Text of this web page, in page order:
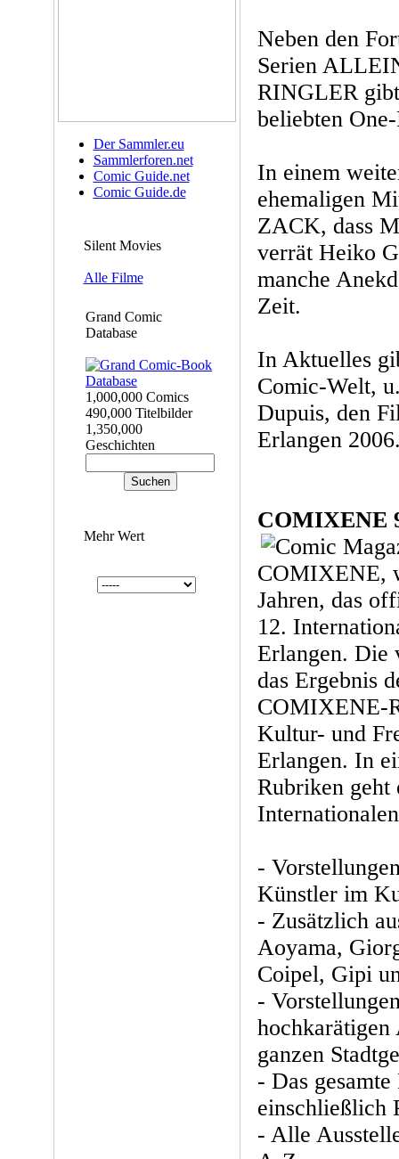
Der Sammler.eu
Sammlerforen.net
Comic Guide.net
Comic Guide.de
Silent Movies
Alle Filme
Grand Comic
Database
1,000,000 Comics
490,000 Titelbilder
1,350,000
Geschichten
Mehr Wert
Neben den
Serien
RINGLER
beliebten
In einem
ehemaligen
ZACK, dass
verrät Heiko
manche
Zeit.
In Aktuelles
Comic-Welt,
Dupuis, den
Erlangen
COMIXENE
COMIXENE,
Jahren, das
12.
Erlangen. Die
das Ergebnis
COMIXENE-
Kultur- und
Erlangen. In
Rubriken geht
-
Künstler im
- Zusätzlich
Aoyama,
Coipel, Gipi
-
hochkarätigen
ganzen
- Das
einschließlich
- Alle